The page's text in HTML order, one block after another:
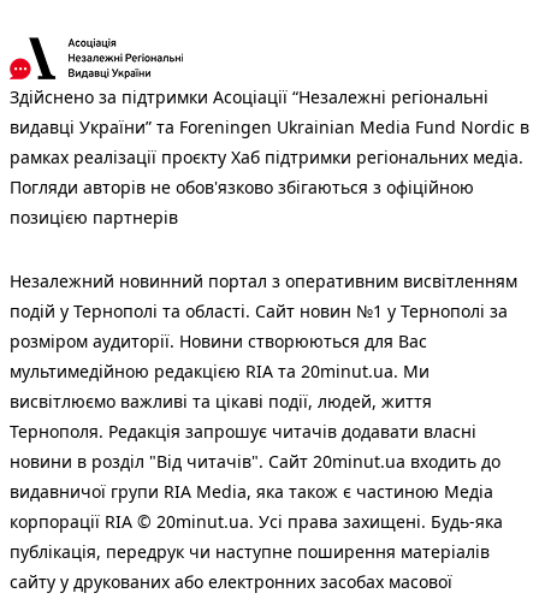
Здійснено за підтримки Асоціації “Незалежні регіональні
видавці України” та Foreningen Ukrainian Media Fund Nordic в
рамках реалізації проєкту Хаб підтримки регіональних медіа.
Погляди авторів не обов'язково збігаються з офіційною
позицією партнерів
Незалежний новинний портал з оперативним висвітленням
подій у Тернополі та області. Сайт новин №1 у Тернополі за
розміром аудиторії. Новини створюються для Вас
мультимедійною редакцією RIA та 20minut.ua. Ми
висвітлюємо важливі та цікаві події, людей, життя
Тернополя. Редакція запрошує читачів додавати власні
новини в розділ "Від читачів". Сайт 20minut.ua входить до
видавничої групи RIA Media, яка також є частиною Медіа
корпорації RIA © 20minut.ua. Усі права захищені. Будь-яка
публiкацiя, передрук чи наступне поширення матеріалів
сайту у друкованих або електронних засобах масової